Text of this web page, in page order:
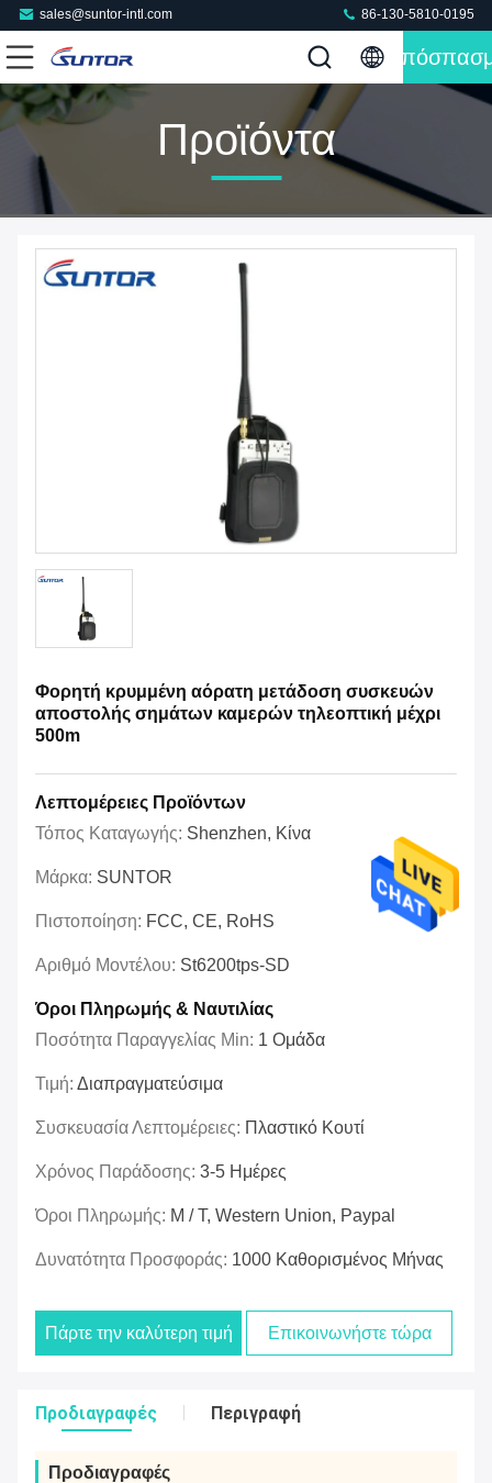
sales@suntor-intl.com 86-130-5810-0195
Προϊόντα
Φορητή κρυμμένη αόρατη μετάδοση συσκευών
αποστολής σημάτων καμερών τηλεοπτική μέχρι
500m
Λεπτομέρειες Προϊόντων
Τόπος Καταγωγής: Shenzhen, Κίνα
Μάρκα: SUNTOR
Πιστοποίηση: FCC, CE, RoHS
Αριθμό Μοντέλου: St6200tps-SD
Όροι Πληρωμής & Ναυτιλίας
Ποσότητα Παραγγελίας Min: 1 Ομάδα
Τιμή: Διαπραγματεύσιμα
Συσκευασία Λεπτομέρειες: Πλαστικό Κουτί
Χρόνος Παράδοσης: 3-5 Ημέρες
Όροι Πληρωμής: Μ / Τ, Western Union, Paypal
Δυνατότητα Προσφοράς: 1000 Καθορισμένος Μήνας
Πάρτε την καλύτερη τιμή Επικοινωνήστε τώρα
Προδιαγραφές Περιγραφή
Προδιαγραφές